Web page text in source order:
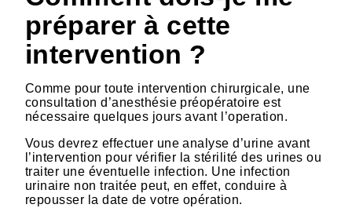
préparer à cette
intervention ?
Comme pour toute intervention chirurgicale, une
consultation d’anesthésie préopératoire est
nécessaire quelques jours avant l’operation.
Vous devrez effectuer une analyse d’urine avant
l’intervention pour vérifier la stérilité des urines ou
traiter une éventuelle infection. Une infection
urinaire non traitée peut, en effet, conduire à
repousser la date de votre opération.